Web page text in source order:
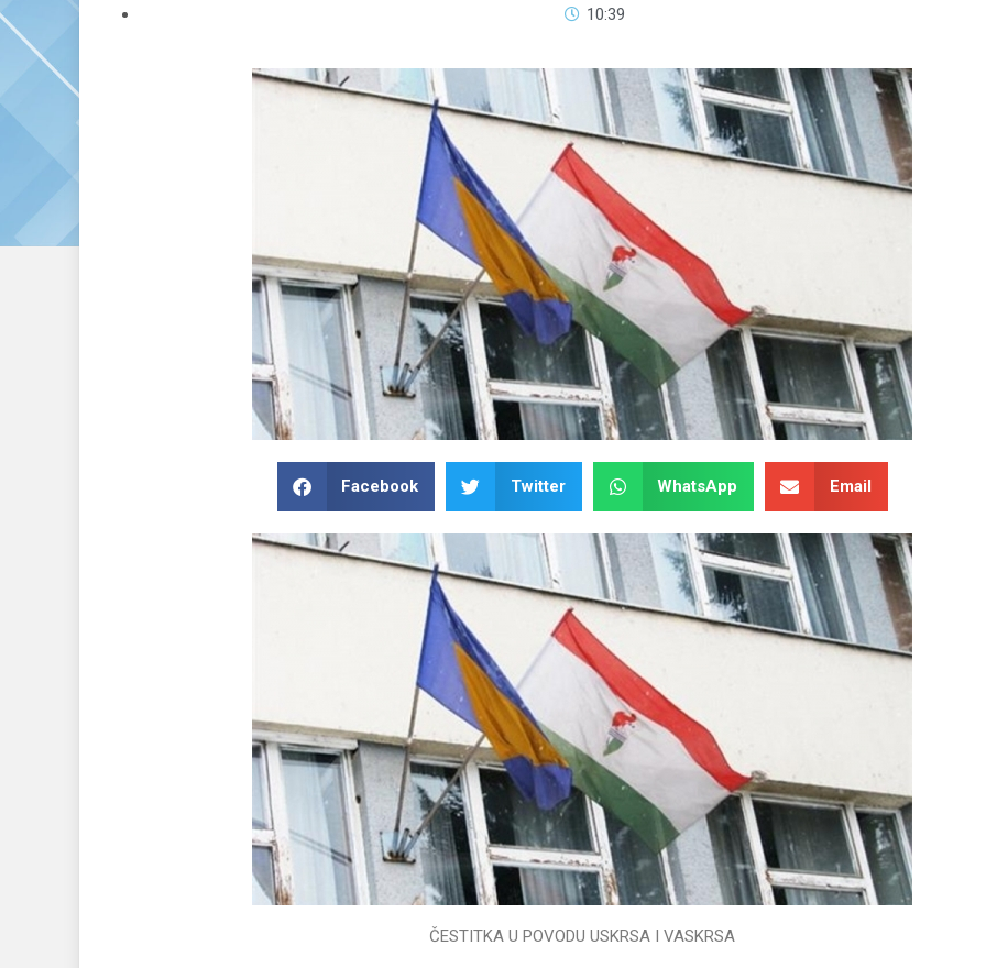
10:39
Facebook Twitter WhatsApp Email
ČESTITKA U POVODU USKRSA I VASKRSA